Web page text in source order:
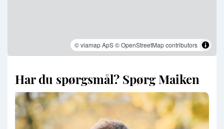
© viamap ApS© OpenStreetMap contributors
Har du spørgsmål? Spørg Maiken